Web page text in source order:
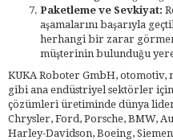
Paketleme ve Sevkiyat:
aşamalarını başarıyla
herhangi bir zarar
müşterinin bulunduğu
KUKA Roboter GmbH, otomotiv,
gibi ana endüstriyel sektörler
çözümleri üretiminde dünya
Chrysler, Ford, Porsche, BMW,
Harley-Davidson, Boeing,